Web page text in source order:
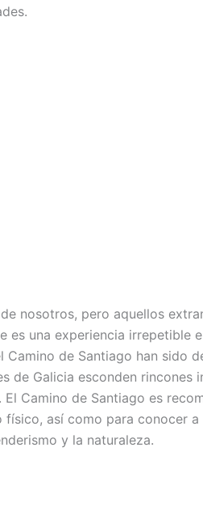
nosotros, pero aquellos
una experiencia irrepetible
de Santiago han sido
de Galicia esconden rincones
Camino de Santiago es
así como para conocer
y la naturaleza.